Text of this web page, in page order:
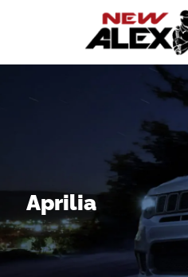
Aprilia